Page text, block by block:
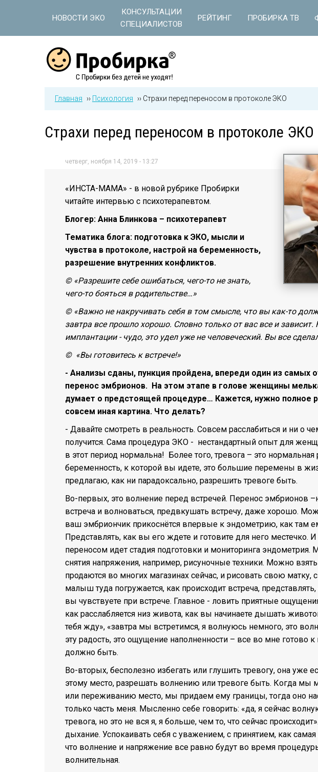
НОВОСТИ ЭКО
КОНСУЛЬТАЦИИ
СПЕЦИАЛИСТОВ
РЕЙТИНГ ПРОБИРКА ТВ
Главная ›› Психология ›› Страхи перед переносом в протоколе ЭКО
Страхи перед переносом в протоколе ЭКО
четверг, ноября 14, 2019 - 13:27
«ИНСТА-МАМА» - в новой рубрике Пробирки
читайте интервью с психотерапевтом.
Блогер: Анна Блинкова – психотерапевт
Тематика блога: подготовка к ЭКО, мысли и
чувства в протоколе, настрой на беременность,
разрешение внутренних конфликтов.
© «Разрешите себе ошибаться, чего-то не знать,
чего-то бояться в родительстве…»
© «Важно не накручивать себя в том смысле, что вы как-то
завтра все прошло хорошо. Словно только от вас все и зависит.
имплантации - чудо, это удел уже не человеческий. Вы все
© «Вы готовитесь к встрече!»
- Анализы сданы, пункция пройдена, впереди один из самых
перенос эмбрионов. На этом этапе в голове женщины
думает о предстоящей процедуре… Кажется, нужно полное
совсем иная картина. Что делать?
- Давайте смотреть в реальность. Совсем расслабиться и ни о
получится. Сама процедура ЭКО - нестандартный опыт для
в этот период нормальна! Более того, тревога – это
беременность, к которой вы идете, это большие перемены в
предлагаю, как ни парадоксально, разрешить тревоге быть.
Во-первых, это волнение перед встречей. Перенос эмбрионов
встреча и волноваться, предвкушать встречу, даже хорошо.
ваш эмбриончик прикоснётся впервые к эндометрию, как там
Представлять, как вы его ждете и готовите для него местечко.
переносом идет стадия подготовки и мониторинга эндометрия.
снятия напряжения, например, рисуночные техники. Можно
продаются во многих магазинах сейчас, и рисовать свою матку,
малыш туда погружается, как происходит встреча, представлять,
вы чувствуете при встрече. Главное - ловить приятные
как расслабляется низ живота, как вы начинаете дышать
тебя жду», «завтра мы встретимся, я волнуюсь немного, это
эту радость, это ощущение наполненности – все во мне готово к
должно быть.
Во-вторых, бесполезно избегать или глушить тревогу, она уже
этому место, разрешать волнению или тревоге быть. Когда мы
или переживанию место, мы придаем ему границы, тогда оно
только часть меня. Мысленно себе говорить: «да, я сейчас
тревога, но это не вся я, я больше, чем то, что сейчас
дыхание. Успокаивать себя с уважением, с принятием, как
что волнение и напряжение все равно будут во время
волнительная.